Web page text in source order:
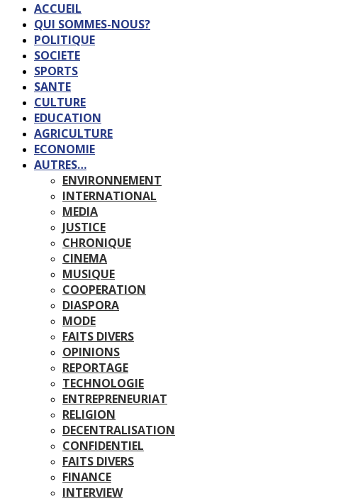
ACCUEIL
QUI SOMMES-NOUS?
POLITIQUE
SOCIETE
SPORTS
SANTE
CULTURE
EDUCATION
AGRICULTURE
ECONOMIE
AUTRES…
ENVIRONNEMENT
INTERNATIONAL
MEDIA
JUSTICE
CHRONIQUE
CINEMA
MUSIQUE
COOPERATION
DIASPORA
MODE
FAITS DIVERS
OPINIONS
REPORTAGE
TECHNOLOGIE
ENTREPRENEURIAT
RELIGION
DECENTRALISATION
CONFIDENTIEL
FAITS DIVERS
FINANCE
INTERVIEW